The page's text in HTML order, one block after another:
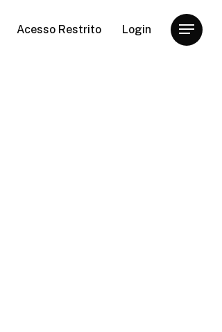
Acesso Restrito Login Menu